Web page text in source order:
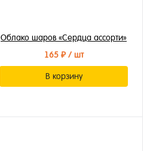
Облако шаров «Сердца ассорти»
165 ₽/ шт
В корзину